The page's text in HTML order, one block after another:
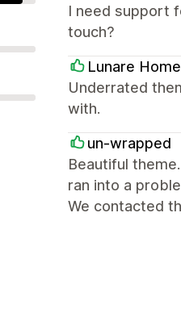
I need support
touch?
Lunare Home
Underrated
with.
un-wrapped
Beautiful
ran into a
We contacted